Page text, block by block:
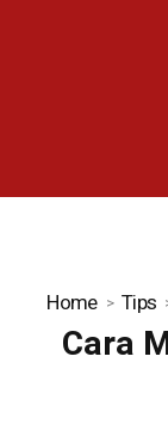
Home Tips
Cara